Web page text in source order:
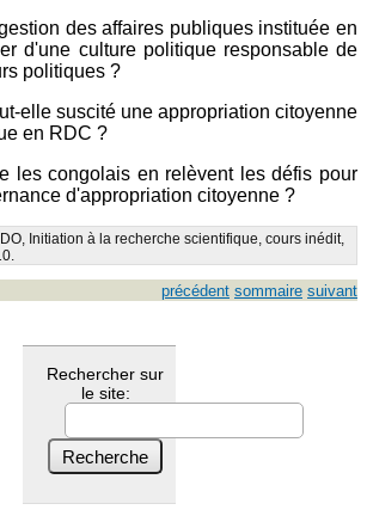
des affaires publiques instituée en
d'une culture politique responsable de
politiques ?
elle suscité une appropriation citoyenne
en RDC ?
les congolais en relèvent les défis pour
d'appropriation citoyenne ?
Initiation à la recherche scientifique, cours inédit,
précédent sommaire suivant
Rechercher sur
le site: